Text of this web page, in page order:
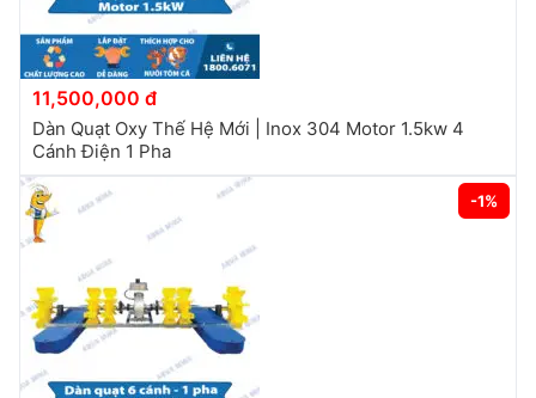
11,500,000 đ
Dàn Quạt Oxy Thế Hệ Mới | Inox 304 Motor 1.5kw 4
Cánh Điện 1 Pha
-1%